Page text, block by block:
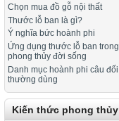
Chọn mua đồ gỗ nội thất
Thước lỗ ban là gì?
Ý nghĩa bức hoành phi
Ứng dụng thước lỗ ban trong
phong thủy đời sống
Danh mục hoành phi câu đối
thường dùng
Kiến thức phong thủy